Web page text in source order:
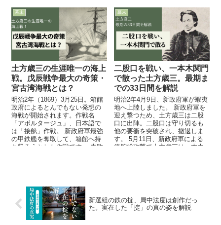
幕末
土方歳三の生涯唯一の海上
戦。戊辰戦争最大の奇策・
宮古湾海戦とは？
明治2年（1869）3月25日。箱館
政府によるとんでもない発想の
海戦が開始されます。作戦名
「アボルタージュ」、日本語で
は「接舷」作戦。 新政府軍最強
の甲鉄艦を奪取して、箱館へ持
ち帰ろうとした作戦です。 失敗
幕末
二股口を戦い、一本木関門
で散った土方歳三。最期ま
での33日間を解説
明治2年4月9日、新政府軍が蝦夷
地へ上陸しました。 新政府軍を
迎え撃つため、土方歳三は二股
口に出陣。二股口は守り切るも
他の要衝を突破され、撤退しま
す。 5月11日、新政府軍による
箱館総攻撃で土方歳三は一本木
新選組の鉄の掟、局中法度は創作だっ
た。実在した「掟」の真の姿を解説